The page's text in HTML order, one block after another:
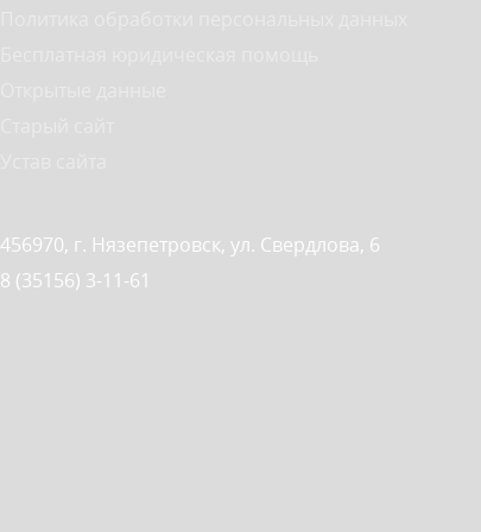
456970, г. Нязепетровск, ул. Свердлова, 6
8 (35156) 3-11-61